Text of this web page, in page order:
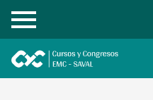
Registrarse